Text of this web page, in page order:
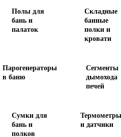
Полы для
бань и
палаток
Складные
банные
полки и
кровати
Парогенераторы
в баню
Сегменты
дымохода
печей
Сумки для
бань и
полков
Термометры
и датчики